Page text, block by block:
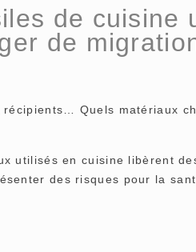
de cuisine
de
Quels matériaux
utilisés en cuisine libèrent
des risques pour la